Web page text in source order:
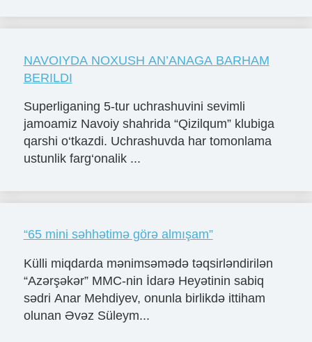
NAVOIYDA NOXUSH AN’ANAGA BARHAM
BERILDI
Superliganing 5-tur uchrashuvini sevimli
jamoamiz Navoiy shahrida “Qizilqum” klubiga
qarshi o‘tkazdi. Uchrashuvda har tomonlama
ustunlik farg‘onalik ...
“65 mini səhhətimə görə almışam”
Külli miqdarda mənimsəmədə təqsirləndirilən
“Azərşəkər” MMC-nin İdarə Heyətinin sabiq
sədri Anar Mehdiyev, onunla birlikdə ittiham
olunan Əvəz Süleym...